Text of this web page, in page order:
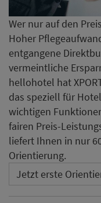
Wer nur auf den
Hoher
entgangene
vermeintliche
hellohotel hat
das speziell für
wichtigen
fairen Preis-
liefert Ihnen in nur
Orientierung.
Jetzt erste